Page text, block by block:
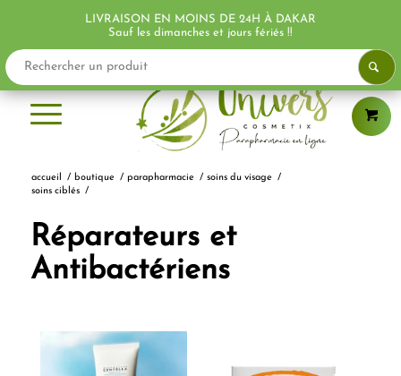
accueil / boutique / parapharmacie / soins du visage
/
soins ciblés /
Réparateurs et
Antibactériens
LIVRAISON EN MOINS DE 24H À DAKAR
Sauf les dimanches et jours fériés !!